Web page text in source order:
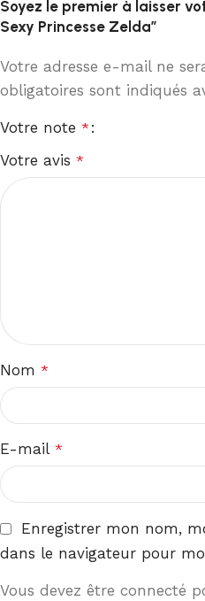
Soyez le premier à laisser
Sexy Princesse Zelda”
Votre adresse e-mail ne
obligatoires sont indiqués
Votre note *
Votre avis *
Nom *
E-mail *
Enregistrer mon nom,
dans le navigateur pour
Vous devez être connecté